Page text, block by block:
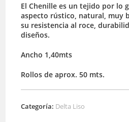
El Chenille es un tejido por lo
aspecto rústico, natural, muy
su resistencia al roce,
diseños.
Ancho 1,40mts
Rollos de aprox. 50 mts.
Categoría: Delta Liso